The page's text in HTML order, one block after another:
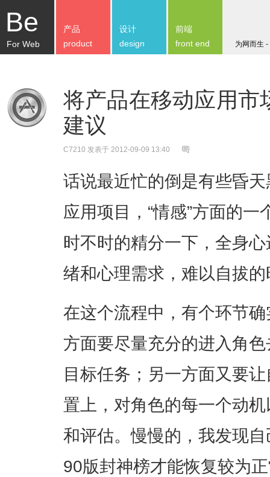
Be
For Web 为网而生
产品
product
设计
design
前端
front end
将产品在移动应用市
建议
C7210 发表于 2012-09-09 13:40
话说最近忙的倒是有些昏
应用项目，“情感”方面的
时不时的精分一下，全身
绪和心理需求，难以自拔
在这个流程中，有个环节
方面要尽量充分的进入角
目标任务；另一方面又要
置上，对角色的每一个动
和评估。慢慢的，我发现
90版封神榜才能恢复较为